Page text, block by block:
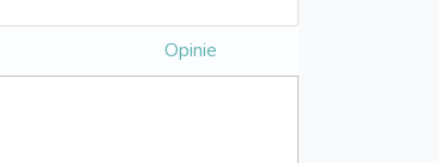
Opinie